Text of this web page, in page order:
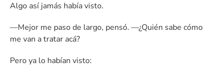
Algo así jamás había visto.
—Mejor me paso de largo, pensó. —¿Quién sabe cómo
me van a tratar acá?
Pero ya lo habían visto: